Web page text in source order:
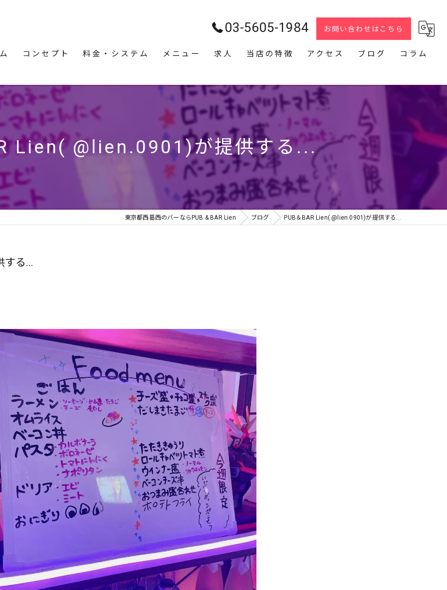
03-5605-1984 お問い合わせはこちら
コンセプト 料金・システム メニュー 求人 当店の特徴
スナック
2次会
貸切
カラオケ
ダーツ
アクセス ブログ コラム
Lien( @lien.0901)が提供する...
東京都西葛西のバーならPUB & BAR Lien ブログ PUB＆BAR Lien( @lien.0901)が提供する...
する...